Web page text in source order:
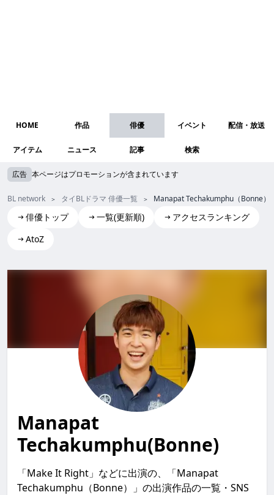
HOME 作品 俳優 イベント 配信・放送
アイテム ニュース 記事 検索
広告 本ページはプロモーションが含まれています
BL network タイBLドラマ 俳優一覧 Manapat Techakumphu（Bonne）
俳優トップ 一覧(更新順)
アクセスランキング
AtoZ
Manapat Techakumphu(Bonne)
Manapat
Techakumphu(Bonne)
「Make It Right」などに出演の、「Manapat
Techakumphu（Bonne）」の出演作品の一覧・SNS